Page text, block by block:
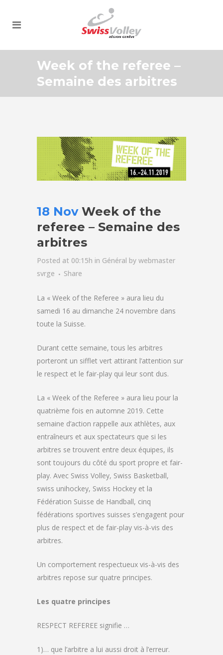
Week of the referee –
Semaine des arbitres
18 NovWeek of the
referee – Semaine des
arbitres
Posted at 00:15h in Général by webmaster
svrge
Share
La « Week of the Referee » aura lieu du
samedi 16 au dimanche 24 novembre dans
toute la Suisse.
Durant cette semaine, tous les arbitres
porteront un sifflet vert attirant l’attention sur
le respect et le fair-play qui leur sont dus.
La « Week of the Referee » aura lieu pour la
quatrième fois en automne 2019. Cette
semaine d’action rappelle aux athlètes, aux
entraîneurs et aux spectateurs que si les
arbitres se trouvent entre deux équipes, ils
sont toujours du côté du sport propre et fair-
play. Avec Swiss Volley, Swiss Basketball,
swiss unihockey, Swiss Hockey et la
Fédération Suisse de Handball, cinq
fédérations sportives suisses s’engagent pour
plus de respect et de fair-play vis-à-vis des
arbitres.
Un comportement respectueux vis-à-vis des
arbitres repose sur quatre principes.
Les quatre principes
RESPECT REFEREE signifie …
1)… que l’arbitre a lui aussi droit à l’erreur.